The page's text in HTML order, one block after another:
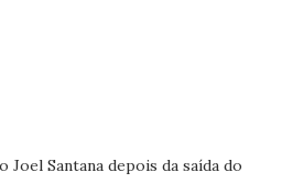
Joel Santana depois da saída do